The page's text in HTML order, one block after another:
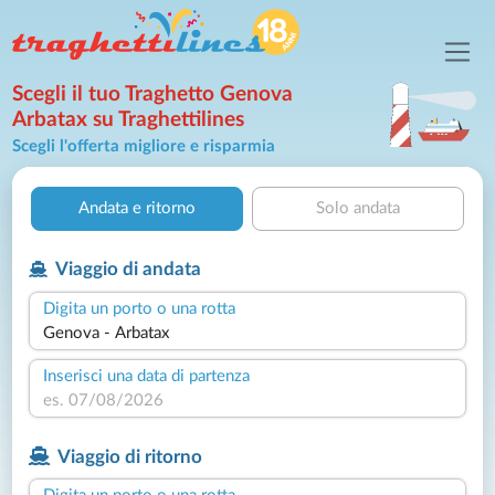
Scegli il tuo Traghetto Genova
Arbatax su Traghettilines
Scegli l'offerta migliore e risparmia
Andata e ritorno Solo andata
Viaggio di andata
Digita un porto o una rotta
Inserisci una data di partenza
Viaggio di ritorno